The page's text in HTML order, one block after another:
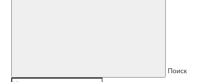
Поиск